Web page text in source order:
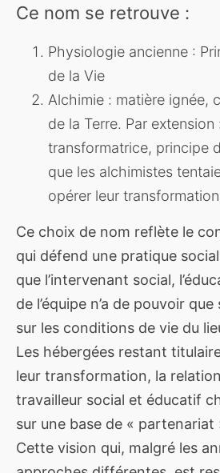
Ce nom se retrouve :
Physiologie ancienne :
de la Vie
Alchimie : matière ignée,
de la Terre. Par extension
transformatrice, principe
que les alchimistes
opérer leur
Ce choix de nom reflète le
qui défend une pratique
que l’intervenant social,
de l’équipe n’a de pouvoir
sur les conditions de vie du
Les hébergées restant
leur transformation, la
travailleur social et éducatif
sur une base de « partenariat
Cette vision qui, malgré les